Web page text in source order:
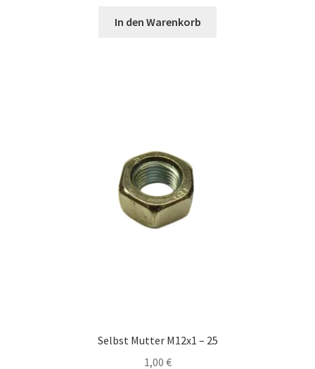
In den Warenkorb
Selbst Mutter M12x1 – 25
1,00 €